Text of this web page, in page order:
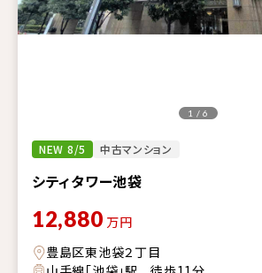
NEW 8/5 中古マンション
シティタワー池袋
1 / 6
12,880 万円
豊島区東池袋２丁目